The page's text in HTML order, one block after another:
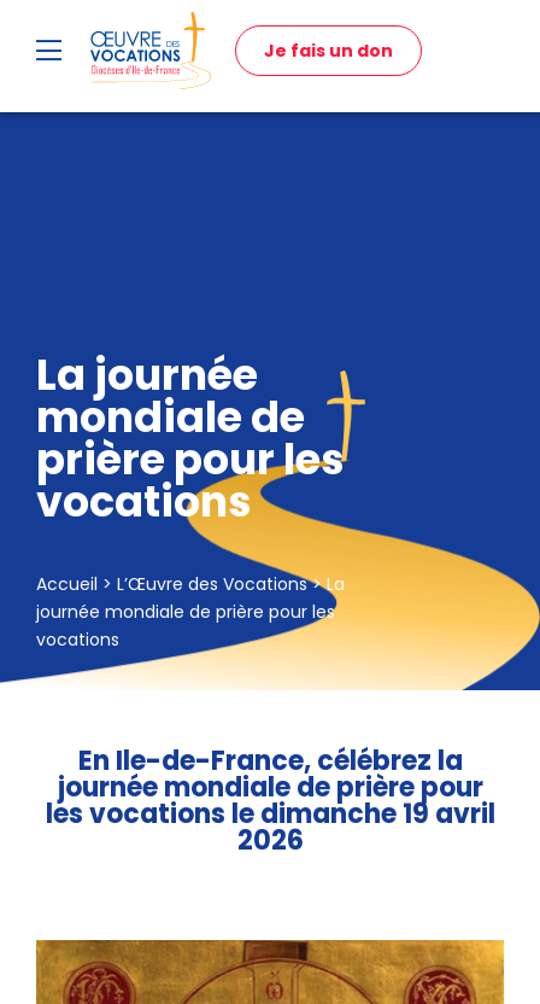
Je fais un don
La journée
mondiale de
prière pour les
vocations
Accueil > L’Œuvre des Vocations>La
journée mondiale de prière pour les
vocations
En Ile-de-France, célébrez la
journée mondiale de prière pour
les vocations le dimanche 19 avril
2026